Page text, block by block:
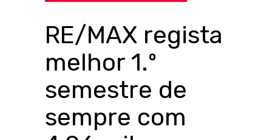
RE/MAX regista
melhor 1.º
semestre de
sempre com